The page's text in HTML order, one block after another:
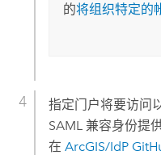
的将组织特定的
指定门户将要访问
SAML 兼容身份提
在 ArcGIS/IdP